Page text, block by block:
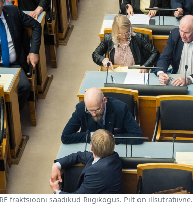
fraktsiooni saadikud Riigikogus. Pilt on illsutratiivne.